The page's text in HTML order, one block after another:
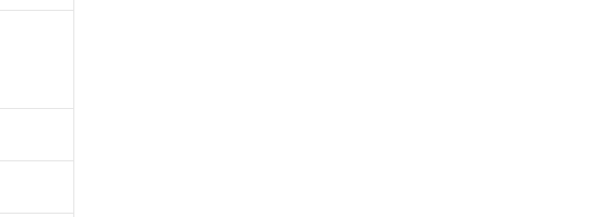
証明するものではありません。
の期間は出荷製品に未対応品が